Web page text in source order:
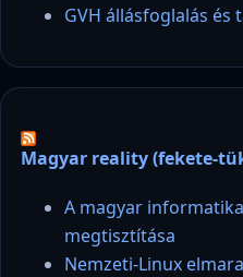
GVH állásfoglalás és
Magyar reality (fekete-
A magyar
megtisztítása
Nemzeti-Linux